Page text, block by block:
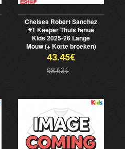
Chelsea Robert Sanchez
#1 Keeper Thuis tenue
Kids 2025-26 Lange
Mouw (+ Korte broeken)
43.45€
98.63€